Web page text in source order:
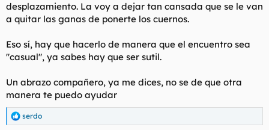
desplazamiento. La voy a dejar tan cansada que se le van
a quitar las ganas de ponerte los cuernos.
Eso sí, hay que hacerlo de manera que el encuentro sea
"casual", ya sabes hay que ser sutil.
Un abrazo compañero, ya me dices, no se de que otra
manera te puedo ayudar
R
serdo